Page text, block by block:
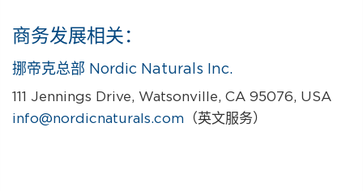
商务发展相关：
挪帝克总部 Nordic Naturals Inc.
111 Jennings Drive, Watsonville, CA 95076, USA
info@nordicnaturals.com （英文服务）